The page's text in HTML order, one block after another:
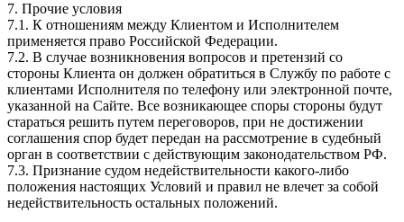
7. Прочие условия
7.1. К отношениям между Клиентом и Исполнителем
применяется право Российской Федерации.
7.2. В случае возникновения вопросов и претензий со
стороны Клиента он должен обратиться в Службу по работе с
клиентами Исполнителя по телефону или электронной почте,
указанной на Сайте. Все возникающее споры стороны будут
стараться решить путем переговоров, при не достижении
соглашения спор будет передан на рассмотрение в судебный
орган в соответствии с действующим законодательством РФ.
7.3. Признание судом недействительности какого-либо
положения настоящих Условий и правил не влечет за собой
недействительность остальных положений.